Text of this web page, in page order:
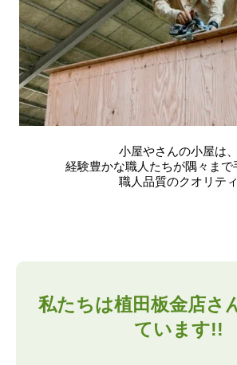
小屋やさんの小屋は、
経験豊かな職人たちが隅々まで
職人品質のクオリティ
私たちは植田板金店さ
ています!!